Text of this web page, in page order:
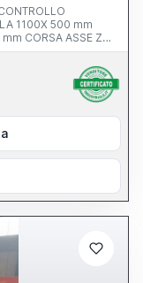
1100X 500 mm
V MACCHINA